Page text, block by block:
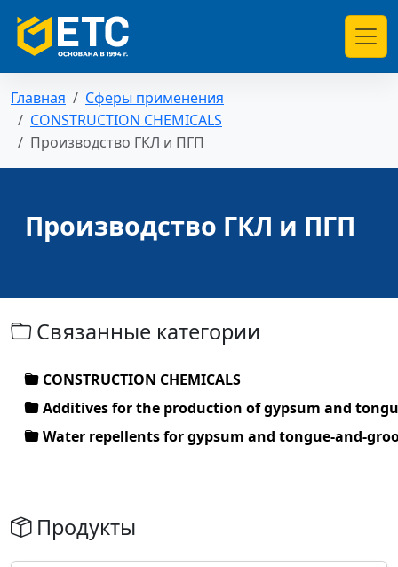
Главная
Сферы применения
CONSTRUCTION CHEMICALS
Производство ГКЛ и ПГП
Производство ГКЛ и ПГП
Связанные категории
CONSTRUCTION CHEMICALS
Additives for the production of gypsum and
Water repellents for gypsum and tongue-and-
Продукты